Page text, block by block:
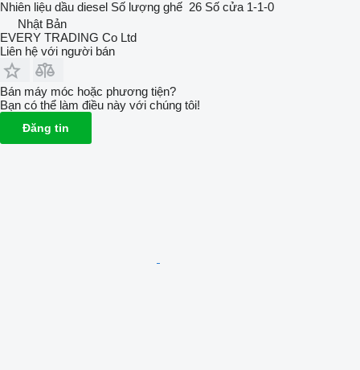
Nhiên liệu dầu diesel Số lượng ghế 26 Số cửa 1-1-0
Nhật Bản
EVERY TRADING Co Ltd
Liên hệ với người bán
Bán máy móc hoặc phương tiện?
Bạn có thể làm điều này với chúng tôi!
Đăng tin